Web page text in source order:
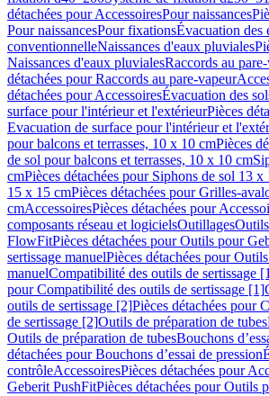
détachées pour AccessoiresPour naissances
Pour naissancesPour fixationsÉvacuation des
conventionnelleNaissances d'eaux pluviales
Naissances d'eaux pluvialesRaccords au
détachées pour Raccords au pare-vapeur
détachées pour AccessoiresÉvacuation des
surface pour l'intérieur et l'extérieurPièces
Evacuation de surface pour l'intérieur et
pour balcons et terrasses, 10 x 10 cmPièces
de sol pour balcons et terrasses, 10 x 10 cm
cmPièces détachées pour Siphons de sol 13 x
15 x 15 cmPièces détachées pour Grilles-
cmAccessoiresPièces détachées pour
composants réseau et logicielsOutillages
FlowFitPièces détachées pour Outils pour
sertissage manuelPièces détachées pour
manuelCompatibilité des outils de sertissage
pour Compatibilité des outils de sertissage [1]
outils de sertissage [2]Pièces détachées pour
de sertissage [2]Outils de préparation de tubes
Outils de préparation de tubesBouchons
détachées pour Bouchons d’essai de pression
contrôleAccessoiresPièces détachées pour
Geberit PushFitPièces détachées pour Outils